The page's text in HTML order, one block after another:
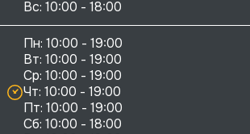
Пн: 10:00 - 19:00
Вт: 10:00 - 19:00
Ср: 10:00 - 19:00
Чт: 10:00 - 19:00
Пт: 10:00 - 19:00
Сб: 10:00 - 18:00